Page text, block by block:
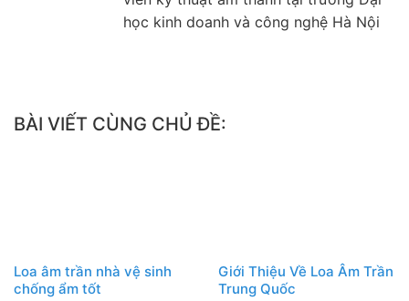
học kinh doanh và công nghệ Hà Nội
BÀI VIẾT CÙNG CHỦ ĐỀ:
Loa âm trần nhà vệ sinh
chống ẩm tốt
Giới Thiệu Về Loa Âm Trần
Trung Quốc